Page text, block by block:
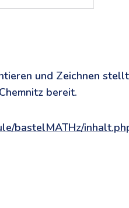
und Zeichnen
bereit.
bastelMATHz/